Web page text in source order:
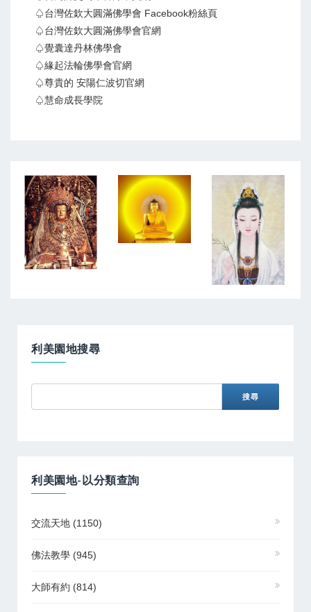
♤台灣佐欽大圓滿佛學會 Facebook粉絲頁
♤台灣佐欽大圓滿佛學會官網
♤覺囊達丹林佛學會
♤緣起法輪佛學會官網
♤尊貴的 安陽仁波切官網
♤慧命成長學院
利美園地搜尋
利美園地-以分類查詢
交流天地 (1150)
佛法教學 (945)
大師有約 (814)